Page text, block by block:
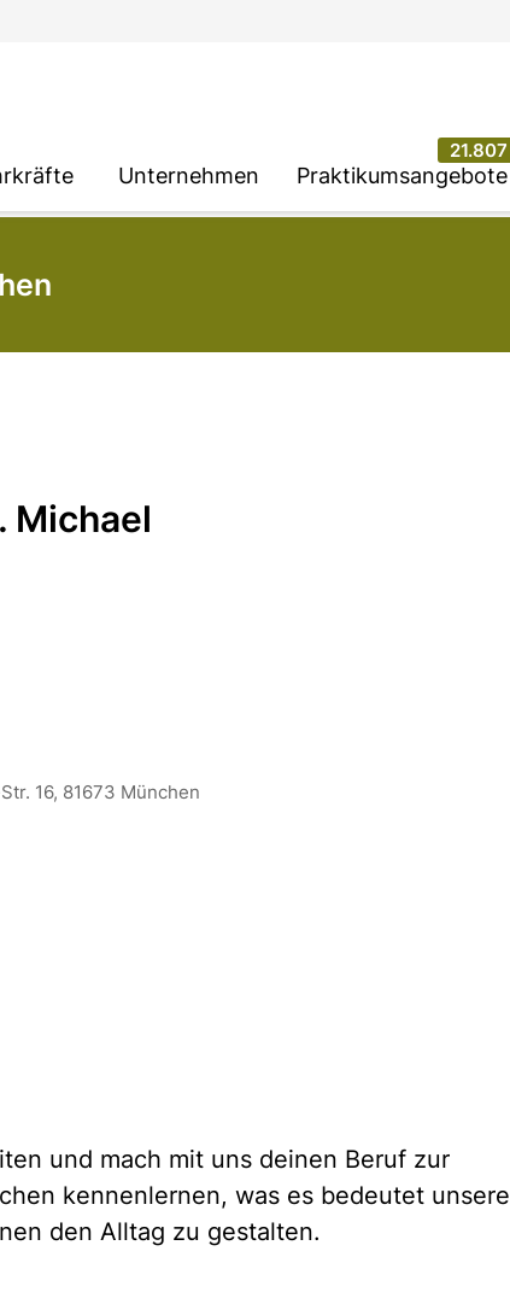
Unternehmen Praktikumsangebote
21.807
Michael
16, 81673 München
und mach mit uns deinen Beruf zur
kennenlernen, was es bedeutet unsere
den Alltag zu gestalten.